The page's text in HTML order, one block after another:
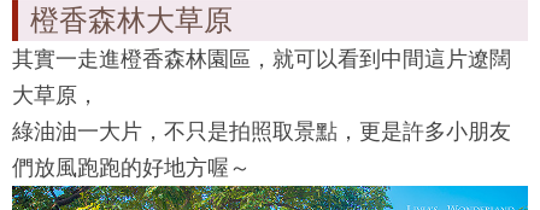
橙香森林大草原
其實一走進橙香森林園區，就可以看到中間這片遼闊
大草原，
綠油油一大片，不只是拍照取景點，更是許多小朋友
們放風跑跑的好地方喔～